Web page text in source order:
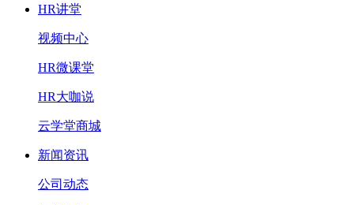
HR讲堂
视频中心
HR微课堂
HR大咖说
云学堂商城
新闻资讯
公司动态